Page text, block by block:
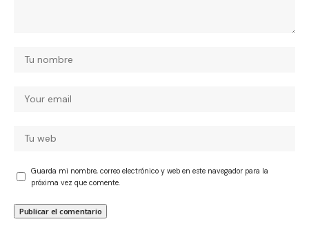
Guarda mi nombre, correo electrónico y web en este navegador para la
próxima vez que comente.